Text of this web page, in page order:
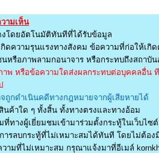
ามเห็น
โดยอัตโนมัติทันทีที่ได้รับข้อมูล
ดความรุนแรงทางสังคม ข้อความที่ก่อให้เกิ
หรือภาพลามกอนาจาร หรือกระทบถึงสถาบัน
พ หรือข้อความใดส่งผลกระทบต่อบุคคลอื่น
ถูกดำเนินคดีทางกฎหมายจากผู้เสียหายได้
ค้าใด ๆ ทั้งสิ้น ทั้งทางตรงและทางอ้อม
ทางผู้เยี่ยมชมเข้ามาร่วมตั้งกระทู้ในเว็บไซ
รลบกระทู้ที่ไม่เหมาะสมได้ทันที โดยไม่ต้อ
ามที่ไม่เหมาะสม กรุณาแจ้งมาที่อีเมล์